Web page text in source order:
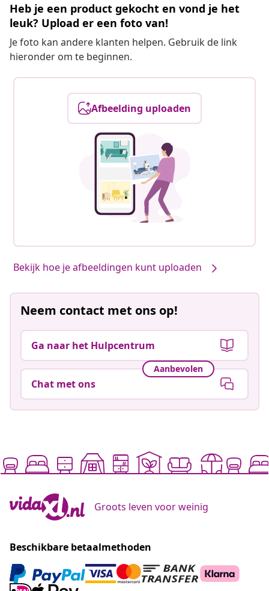
Heb je een product gekocht en vond je het
leuk? Upload er een foto van!
Je foto kan andere klanten helpen. Gebruik de link
hieronder om te beginnen.
Afbeelding uploaden
Bekijk hoe je afbeeldingen kunt uploaden
Neem contact met ons op!
Ga naar het Hulpcentrum
Aanbevolen
Chat met ons
Groots leven voor weinig
Beschikbare betaalmethoden